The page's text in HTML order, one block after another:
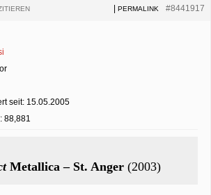
#8441917
PERMALINK
seit: 15.05.2005
88,881
Metallica – St. Anger (2003)